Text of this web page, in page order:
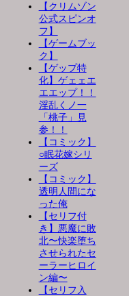
【クリムゾン
公式スピンオ
フ】
【ゲームブッ
ク】
【ゲップ特
化】ゲェェエ
エエップ！！
淫乱くノ一
「桃子」見
参！！
【コミック】
○眠花嫁シリ
ーズ
【コミック】
透明人間にな
った俺
【セリフ付
き】悪魔に敗
北〜快楽堕ち
させられたセ
ーラーヒロイ
ン編〜
【セリフ入